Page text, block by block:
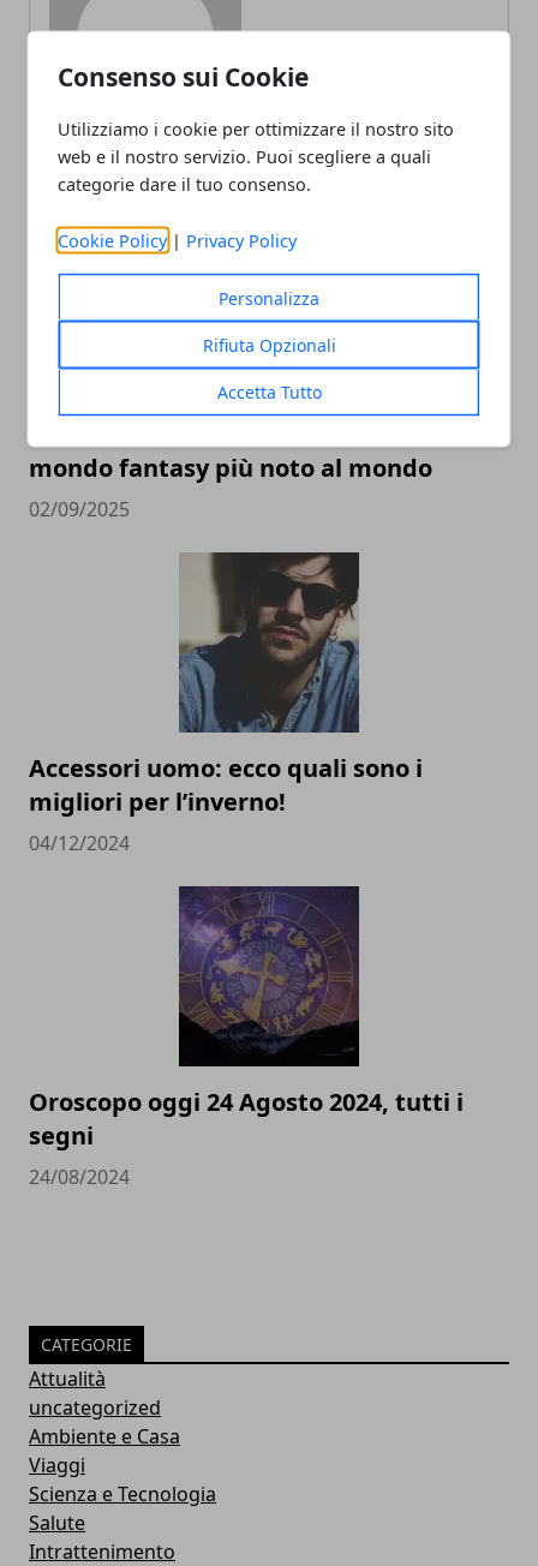
Consenso sui Cookie
Utilizziamo i cookie per ottimizzare il nostro sito
web e il nostro servizio. Puoi scegliere a quali
categorie dare il tuo consenso.
Cookie Policy | Privacy Policy
Personalizza
Rifiuta Opzionali
Accetta Tutto
ARTICOLI CORRELATI
L’universo Harry Potter: libri, film,
mondo fantasy più noto al mondo
02/09/2025
Accessori uomo: ecco quali sono i
migliori per l’inverno!
04/12/2024
Oroscopo oggi 24 Agosto 2024, tutti i
segni
24/08/2024
CATEGORIE
Attualità
uncategorized
Ambiente e Casa
Viaggi
Scienza e Tecnologia
Salute
Intrattenimento